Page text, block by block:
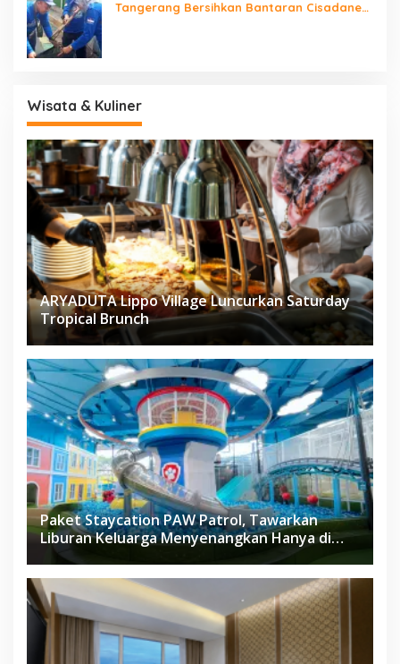
Tangerang Bersihkan Bantaran Cisadane
Wisata & Kuliner
ARYADUTA Lippo Village Luncurkan Saturday
Tropical Brunch
Paket Staycation PAW Patrol, Tawarkan
Liburan Keluarga Menyenangkan Hanya di
Herloom Hotel BSD